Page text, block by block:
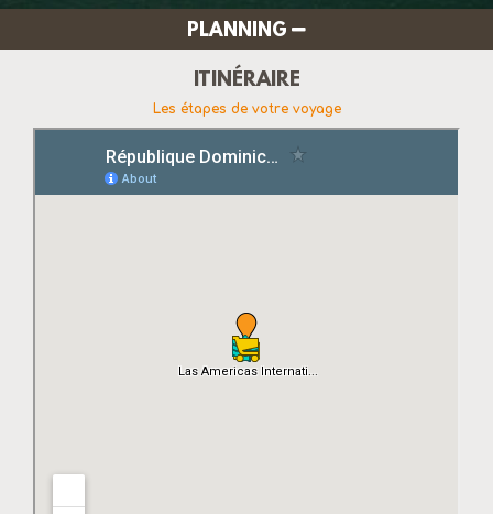
PLANNING
ITINÉRAIRE
Les étapes de votre voyage